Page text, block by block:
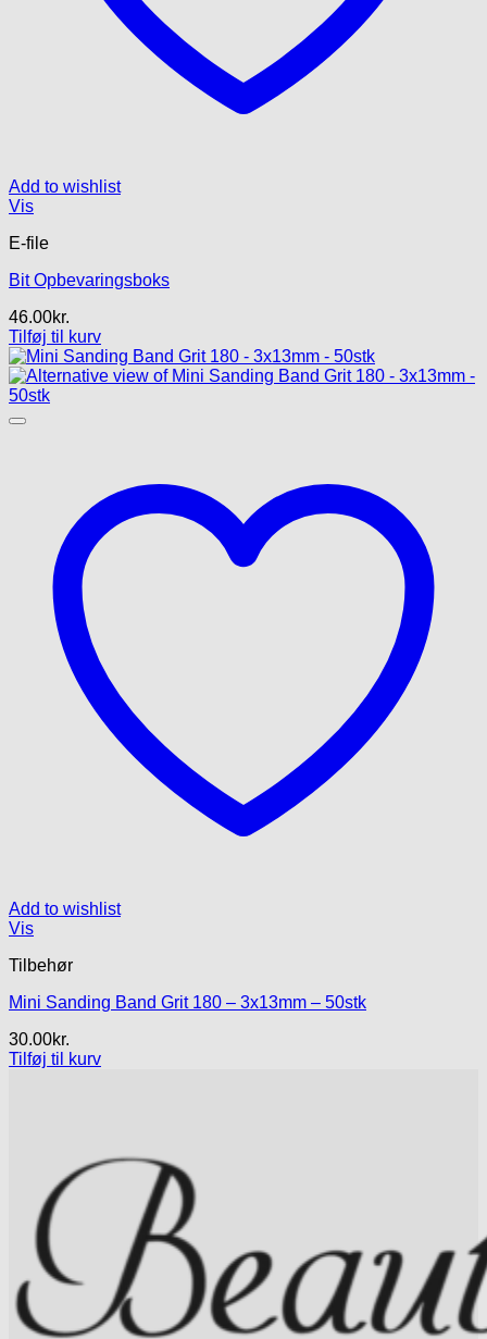
Add to wishlist
Vis
E-file
Bit Opbevaringsboks
46.00kr.
Tilføj til kurv
Add to wishlist
Vis
Tilbehør
Mini Sanding Band Grit 180 – 3x13mm – 50stk
30.00kr.
Tilføj til kurv